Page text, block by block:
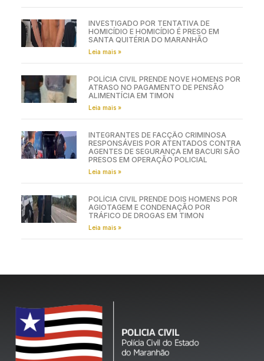
INVESTIGADO POR TENTATIVA DE
HOMICÍDIO E HOMICÍDIO É PRESO EM
SANTA QUITÉRIA DO MARANHÃO
Leia mais »
POLÍCIA CIVIL PRENDE NOVE HOMENS POR
ATRASO NO PAGAMENTO DE PENSÃO
ALIMENTÍCIA EM TIMON
Leia mais »
INTEGRANTES DE FACÇÃO CRIMINOSA
RESPONSÁVEIS POR ATENTADOS CONTRA
AGENTES DE SEGURANÇA EM BACURI SÃO
PRESOS EM OPERAÇÃO POLICIAL
Leia mais »
POLÍCIA CIVIL PRENDE DOIS HOMENS POR
AGIOTAGEM E CONDENAÇÃO POR
TRÁFICO DE DROGAS EM TIMON
Leia mais »